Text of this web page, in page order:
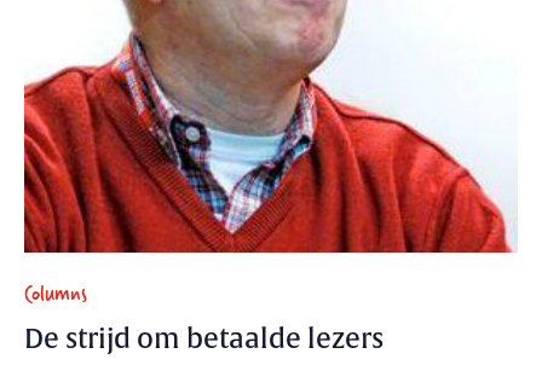
Columns
De strijd om betaalde lezers